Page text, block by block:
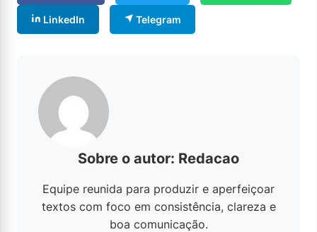
LinkedIn Telegram
Sobre o autor: Redacao
Equipe reunida para produzir e aperfeiçoar
textos com foco em consistência, clareza e
boa comunicação.